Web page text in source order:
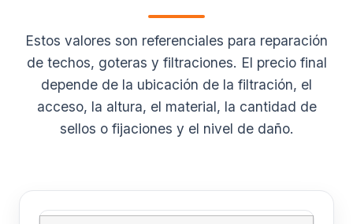
Estos valores son referenciales para reparación
de techos, goteras y filtraciones. El precio final
depende de la ubicación de la filtración, el
acceso, la altura, el material, la cantidad de
sellos o fijaciones y el nivel de daño.